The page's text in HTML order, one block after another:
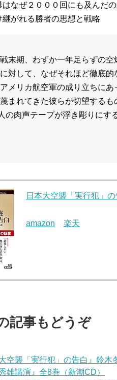
なぜ２０００回にも及んだ
がれる勝者の思想と戦略
末期、わずか一年足らずの
対して、なぜそれほど徹底
メリカ航空軍の成り立ちに
まれてきた彼らが切望する
の肉声テープが浮き彫りにす
日本大空襲「実行犯」
amazon 楽天
記事もどうぞ
空襲「実行犯」の告白』鈴木
雄講演』全8巻（新潮CD）